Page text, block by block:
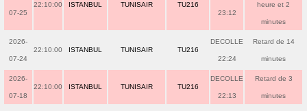
07-25
22:10:00 ISTANBUL TUNISAIR TU216
23:12
heure et 2
minutes
2026-
07-24
22:10:00 ISTANBUL TUNISAIR TU216
DECOLLE
22:24
Retard de 14
minutes
2026-
07-18
22:10:00 ISTANBUL TUNISAIR TU216
DECOLLE
22:13
Retard de 3
minutes